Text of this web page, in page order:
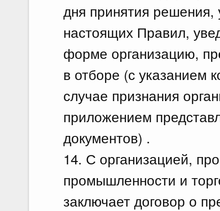
дня принятия решения,
настоящих Правил,
форме организацию,
в отборе (с указанием
случае признания
приложением
документов) .
14. С организацией,
промышленности и
заключает договор о